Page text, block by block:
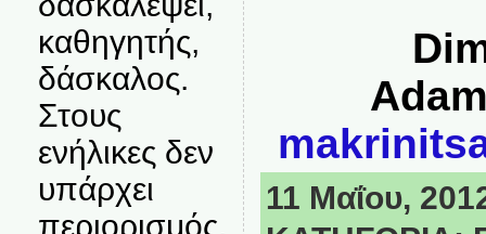
καθηγητής,
δάσκαλος.
Στους
ενήλικες δεν
υπάρχει
περιορισμός.
11 Μαΐου,